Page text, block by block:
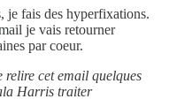
je fais des hyperfixations.
je vais retourner
par coeur.
cet email quelques
Harris traiter